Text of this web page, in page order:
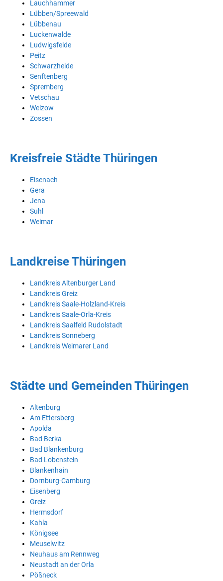
Lauchhammer
Lübben/Spreewald
Lübbenau
Luckenwalde
Ludwigsfelde
Peitz
Schwarzheide
Senftenberg
Spremberg
Vetschau
Welzow
Zossen
Kreisfreie Städte Thüringen
Eisenach
Gera
Jena
Suhl
Weimar
Landkreise Thüringen
Landkreis Altenburger Land
Landkreis Greiz
Landkreis Saale-Holzland-Kreis
Landkreis Saale-Orla-Kreis
Landkreis Saalfeld Rudolstadt
Landkreis Sonneberg
Landkreis Weimarer Land
Städte und Gemeinden Thüringen
Altenburg
Am Ettersberg
Apolda
Bad Berka
Bad Blankenburg
Bad Lobenstein
Blankenhain
Dornburg-Camburg
Eisenberg
Greiz
Hermsdorf
Kahla
Königsee
Meuselwitz
Neuhaus am Rennweg
Neustadt an der Orla
Pößneck